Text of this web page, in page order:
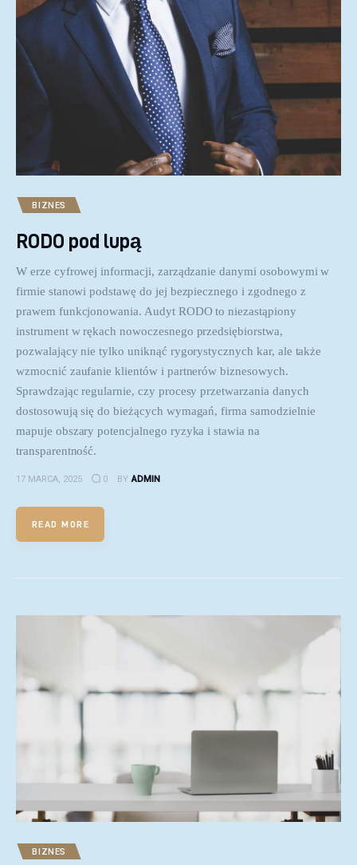
BIZNES
RODO pod lupą
W erze cyfrowej informacji, zarządzanie danymi osobowymi w
firmie stanowi podstawę do jej bezpiecznego i zgodnego z
prawem funkcjonowania. Audyt RODO to niezastąpiony
instrument w rękach nowoczesnego przedsiębiorstwa,
pozwalający nie tylko uniknąć rygorystycznych kar, ale także
wzmocnić zaufanie klientów i partnerów biznesowych.
Sprawdzając regularnie, czy procesy przetwarzania danych
dostosowują się do bieżących wymagań, firma samodzielnie
mapuje obszary potencjalnego ryzyka i stawia na
transparentność.
17 MARCA, 2025 0 BY ADMIN
READ MORE
BIZNES